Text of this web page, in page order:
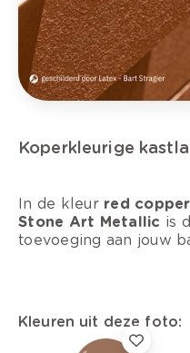
Koperkleurige
In de kleur red copper
Stone Art Metallic is
toevoeging aan jouw
Kleuren uit deze foto: